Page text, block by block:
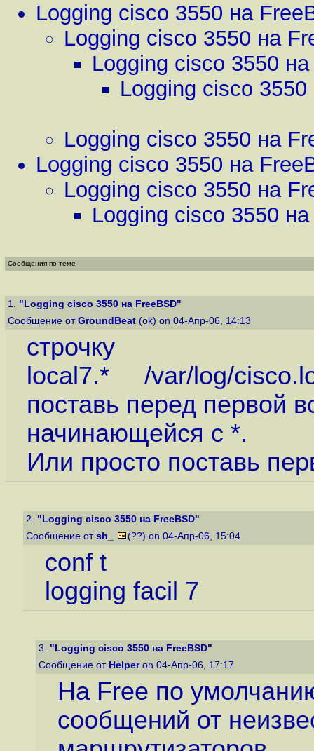
Logging cisco 3550 на
Logging cisco 3550 на
Logging cisco 3550
Logging cisco
Logging cisco 3550 на
Logging cisco 3550 на
Logging cisco 3550 на
Logging cisco 3550
Сообщения по теме
1. "Logging cisco 3550 на FreeBSD"
Сообщение от GroundBeat (ok) on 04-Апр-06, 14:13
строчку
local7.* /var/log/
поставь перед первой
начинающейся с *.
Или просто поставь
2. "Logging cisco 3550 на FreeBSD"
Сообщение от sh_ (??) on 04-Апр-06, 15:04
conf t
logging facil 7
3. "Logging cisco 3550 на FreeBSD"
Сообщение от Helperon 04-Апр-06, 17:17
На Free по
сообщений от